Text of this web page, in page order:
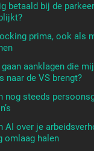
betaald bij de
prima, ook als
aanklagen die
naar de VS brengt?
nog steeds
AI over je
omlaag halen